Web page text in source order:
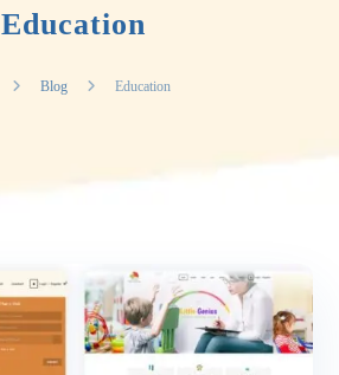
Education
Blog Education